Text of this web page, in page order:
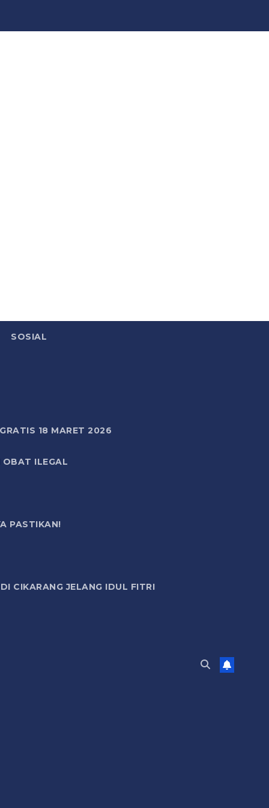
SOSIAL
18 MARET 2026
OBAT ILEGAL
PASTIKAN!
CIKARANG JELANG IDUL FITRI